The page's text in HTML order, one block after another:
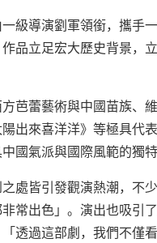
級導演劉軍領銜，攜手
品立足宏大歷史背景，
芭蕾藝術與中國苗族、
出來喜洋洋》等極具代
國氣派與國際風範的獨特
處皆引發觀演熱潮，
常出色」。演出也吸引
透過這部劇，我們不僅